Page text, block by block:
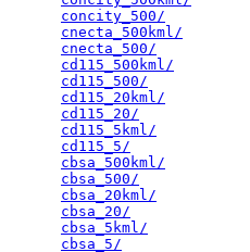
concity_500/
cnecta_500kml/
cnecta_500/
cd115_500kml/
cd115_500/
cd115_20kml/
cd115_20/
cd115_5kml/
cd115_5/
cbsa_500kml/
cbsa_500/
cbsa_20kml/
cbsa_20/
cbsa_5kml/
cbsa_5/